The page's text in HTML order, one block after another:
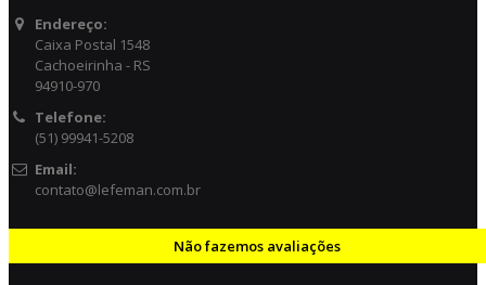
Endereço:
Caixa Postal 1548
Cachoeirinha - RS
94910-970
Telefone:
(51) 99941-5208
Email:
contato@lefeman.com.br
Não fazemos avaliações